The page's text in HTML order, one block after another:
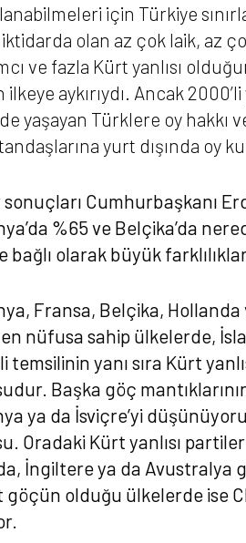
için Türkiye
olan az çok laik, az
ve fazla Kürt yanlısı
aykırıydı. Ancak
yaşayan Türklere oy hakkı
yurt dışında oy
Cumhurbaşkanı
%65 ve Belçika’da
bağlı olarak büyük
Fransa, Belçika,
nüfusa sahip ülkelerde,
temsilinin yanı sıra Kürt
Başka göç
ya da İsviçre’yi
Oradaki Kürt yanlısı
İngiltere ya da Avustralya
göçün olduğu ülkelerde ise